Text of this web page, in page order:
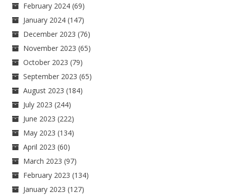
February 2024 (69)
January 2024 (147)
December 2023 (76)
November 2023 (65)
October 2023 (79)
September 2023 (65)
August 2023 (184)
July 2023 (244)
June 2023 (222)
May 2023 (134)
April 2023 (60)
March 2023 (97)
February 2023 (134)
January 2023 (127)